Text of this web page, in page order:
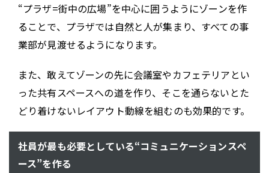
“プラザ=街中の広場”を中心に囲うようにゾーンを作
ることで、プラザでは自然と人が集まり、すべての事
業部が見渡せるようになります。
また、敢えてゾーンの先に会議室やカフェテリアとい
った共有スペースへの道を作り、そこを通らないとた
どり着けないレイアウト動線を組むのも効果的です。
社員が最も必要としている“コミュニケーションスペ
ース”を作る